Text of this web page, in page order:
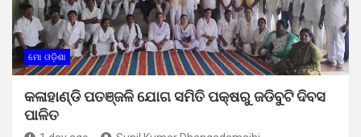
ମୋ ଓଡ଼ିଶା
କଳାହାଣ୍ଡି ପତଞ୍ଜଳି ଯୋଗ ସମିତି ପକ୍ଷରୁ ଜଡିବୁଟି ଦିବସ
ପାଳିତ